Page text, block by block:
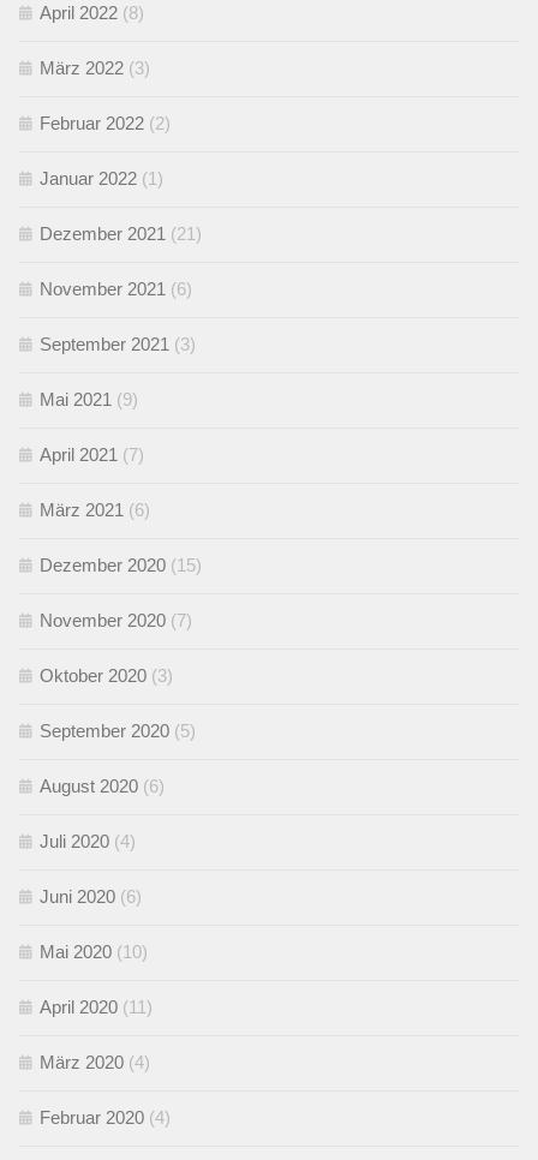
April 2022 (8)
März 2022 (3)
Februar 2022 (2)
Januar 2022 (1)
Dezember 2021 (21)
November 2021 (6)
September 2021 (3)
Mai 2021 (9)
April 2021 (7)
März 2021 (6)
Dezember 2020 (15)
November 2020 (7)
Oktober 2020 (3)
September 2020 (5)
August 2020 (6)
Juli 2020 (4)
Juni 2020 (6)
Mai 2020 (10)
April 2020 (11)
März 2020 (4)
Februar 2020 (4)